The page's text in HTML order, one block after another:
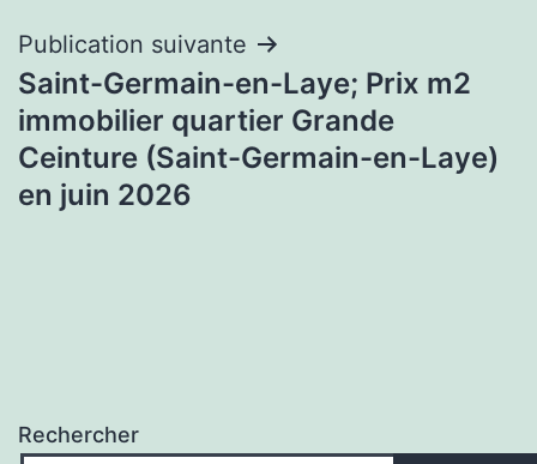
Publication suivante
Saint-Germain-en-Laye; Prix m2
immobilier quartier Grande
Ceinture (Saint-Germain-en-Laye)
en juin 2026
Rechercher